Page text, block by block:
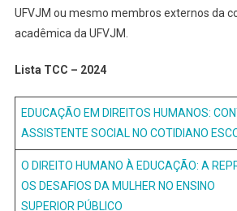
UFVJM ou mesmo membros externos da
acadêmica da UFVJM.
Lista TCC – 2024
EDUCAÇÃO EM DIREITOS HUMANOS:
ASSISTENTE SOCIAL NO COTIDIANO
O DIREITO HUMANO À EDUCAÇÃO: A
OS DESAFIOS DA MULHER NO ENSINO
SUPERIOR PÚBLICO